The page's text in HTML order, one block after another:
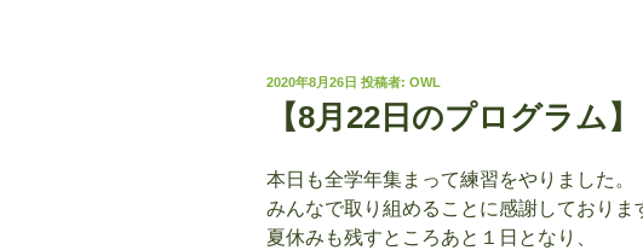
投
2020年8月26日 投稿者: OWL
【8月22日のプログラム】
本日も全学年集まって練習をやりました。
みんなで取り組めることに感謝しておりま
夏休みも残すところあと１日となり、